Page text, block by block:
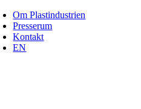
Skip
to
content
Om Plastindustrien
Presserum
Kontakt
EN